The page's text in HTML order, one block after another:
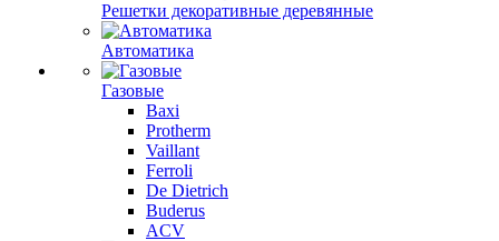
Решетки декоративные деревянные
Автоматика
Газовые
Baxi
Protherm
Vaillant
Ferroli
De Dietrich
Buderus
ACV